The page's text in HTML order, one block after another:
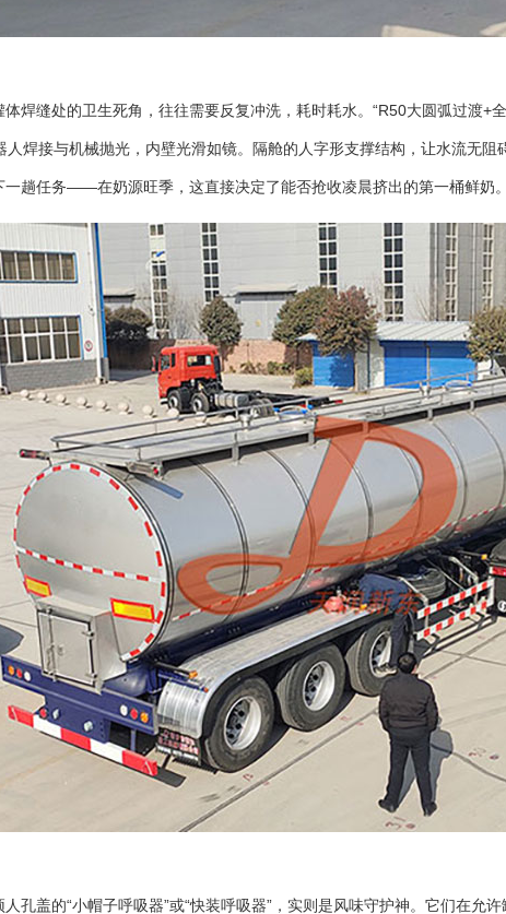
缝处的卫生死角，往往需要反复冲洗，耗时耗水。“R50大圆弧过渡+
焊接与机械抛光，内壁光滑如镜。隔舱的人字形支撑结构，让水流无
趟任务——在奶源旺季，这直接决定了能否抢收凌晨挤出的第一桶鲜奶。
盖的“小帽子呼吸器”或“快装呼吸器”，实则是风味守护神。它们在允